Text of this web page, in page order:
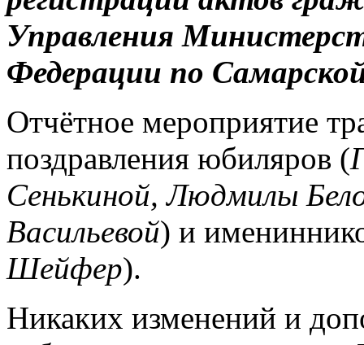
Управления
Федерации по
Отчётное мероприятие
поздравления юбиляров (
Сенькиной, Людмилы
Васильевой) и
Шейфер).
Никаких изменений и